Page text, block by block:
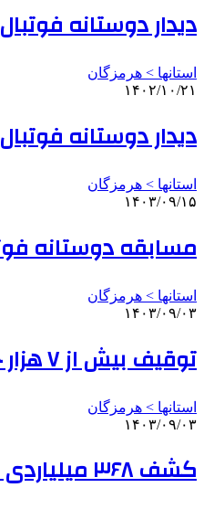
دیدار دوستانه
استانها > هرمزگان
۱۴۰۲/۱۰/۲۱
دیدار دوستانه
استانها > هرمزگان
۱۴۰۳/۰۹/۱۵
مسابقه دوستانه
استانها > هرمزگان
۱۴۰۳/۰۹/۰۳
توقیف بیش از ۷ هزار خودروی شوتی در هرمزگان از ابتدای سال تاکنون
استانها > هرمزگان
۱۴۰۳/۰۹/۰۳
کشف ۳۶۸ میلیاردی زمین خواری اراضی ملی در هرمزگان